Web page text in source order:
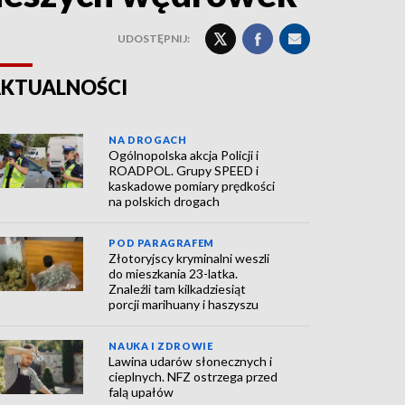
UDOSTĘPNIJ:
NA DROGACH
Ogólnopolska akcja Policji i
ROADPOL. Grupy SPEED i
kaskadowe pomiary prędkości
na polskich drogach
POD PARAGRAFEM
Złotoryjscy kryminalni weszli
do mieszkania 23-latka.
Znaleźli tam kilkadziesiąt
porcji marihuany i haszyszu
NAUKA I ZDROWIE
Lawina udarów słonecznych i
cieplnych. NFZ ostrzega przed
falą upałów